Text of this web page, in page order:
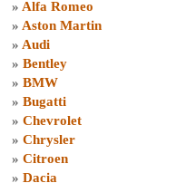
» Alfa Romeo
» Aston Martin
» Audi
» Bentley
» BMW
» Bugatti
» Chevrolet
» Chrysler
» Citroen
» Dacia